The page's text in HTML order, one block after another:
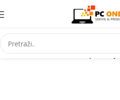
Početna Informatika PC periferija